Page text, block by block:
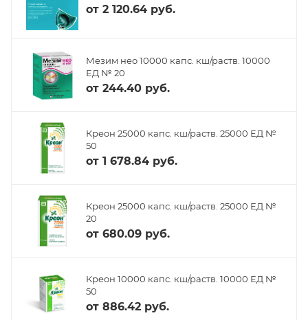
от 2 120.64 руб.
Мезим нео 10000 капс. кш/раств. 10000
ЕД № 20
от 244.40 руб.
Креон 25000 капс. кш/раств. 25000 ЕД №
50
от 1 678.84 руб.
Креон 25000 капс. кш/раств. 25000 ЕД №
20
от 680.09 руб.
Креон 10000 капс. кш/раств. 10000 ЕД №
50
от 886.42 руб.